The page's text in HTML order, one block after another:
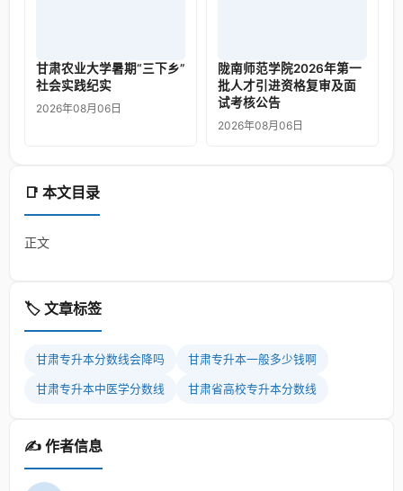
📑 本文目录
正文
🏷️ 文章标签
甘肃专升本分数线会降吗 甘肃专升本一般多少钱啊
甘肃专升本中医学分数线 甘肃省高校专升本分数线
✍️ 作者信息
甘肃农业大学暑期“三下乡”
社会实践纪实
2026年08月06日
陇南师范学院2026年第一
批人才引进资格复审及面
试考核公告
2026年08月06日